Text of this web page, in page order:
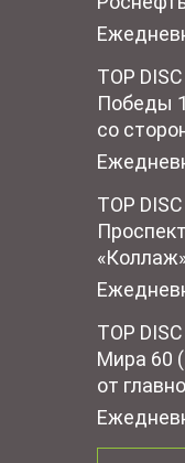
TOP
Победы
со
TOP
TOP
Мира 60
от